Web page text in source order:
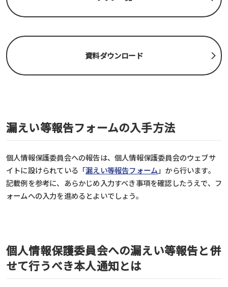
資料ダウンロード
漏えい等報告フォームの入手方法
個人情報保護委員会への報告は、個人情報保護委員会のウェブサ
イトに設けられている「漏えい等報告フォーム」から行います。
記載例を参考に、あらかじめ入力すべき事項を確認したうえで、フ
ォームへの入力を進めるとよいでしょう。
個人情報保護委員会への漏えい等報告と併
せて行うべき本人通知とは